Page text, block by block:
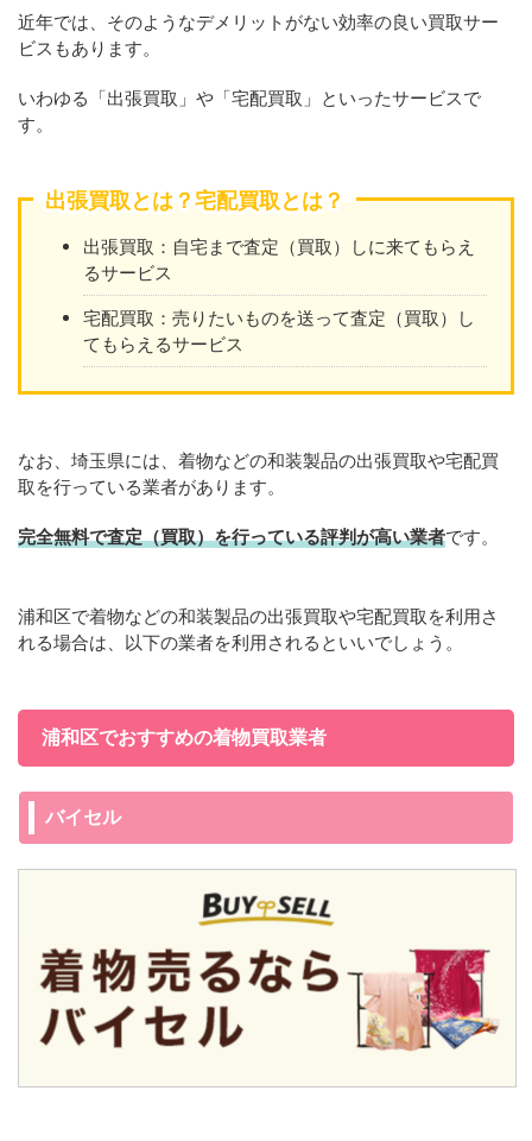
近年では、そのようなデメリットがない効率の良い買取サー
ビスもあります。
いわゆる「出張買取」や「宅配買取」といったサービスで
す。
出張買取とは？宅配買取とは？
出張買取：自宅まで査定（買取）しに来てもらえ
るサービス
宅配買取：売りたいものを送って査定（買取）し
てもらえるサービス
なお、埼玉県には、着物などの和装製品の出張買取や宅配買
取を行っている業者があります。
完全無料で査定（買取）を行っている評判が高い業者です。
浦和区で着物などの和装製品の出張買取や宅配買取を利用さ
れる場合は、以下の業者を利用されるといいでしょう。
浦和区でおすすめの着物買取業者
バイセル